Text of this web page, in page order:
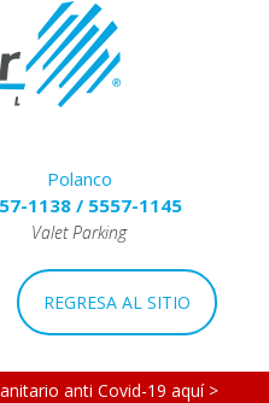
Polanco
1138/ 5557-1145
Valet Parking
REGRESA AL SITIO
anti Covid-19 aquí >